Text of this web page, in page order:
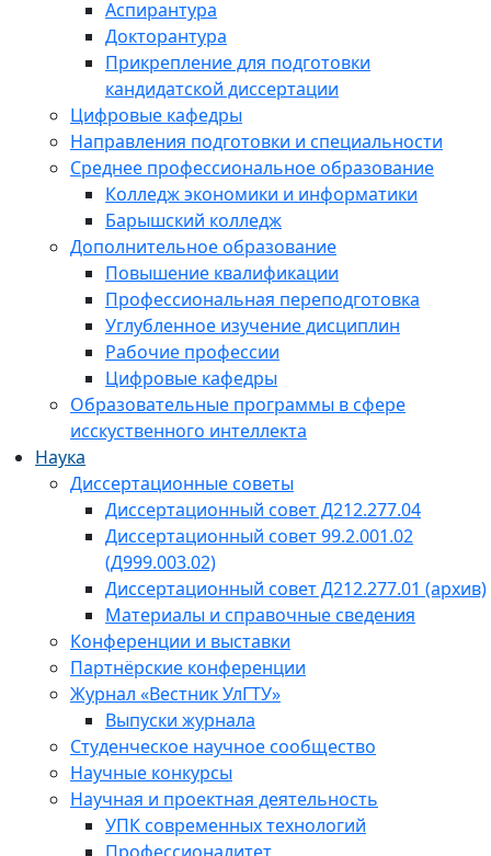
Аспирантура
Докторантура
Прикрепление для подготовки
кандидатской диссертации
Цифровые кафедры
Направления подготовки и специальности
Среднее профессиональное образование
Колледж экономики и информатики
Барышский колледж
Дополнительное образование
Повышение квалификации
Профессиональная переподготовка
Углубленное изучение дисциплин
Рабочие профессии
Цифровые кафедры
Образовательные программы в сфере
исскуственного интеллекта
Наука
Диссертационные советы
Диссертационный совет Д212.277.04
Диссертационный совет 99.2.001.02
(Д999.003.02)
Диссертационный совет Д212.277.01 (архив)
Материалы и справочные сведения
Конференции и выставки
Партнёрские конференции
Журнал «Вестник УлГТУ»
Выпуски журнала
Студенческое научное сообщество
Научные конкурсы
Научная и проектная деятельность
УПК современных технологий